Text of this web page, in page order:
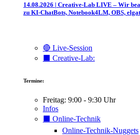
14.08.2026 | Creative-Lab LIVE – Wir
zu KI-ChatBots, Notebook4LM, OBS,
🔴 Live-Session
⬛️ Creative-Lab:
Termine:
Freitag: 9:00 - 9:30 Uhr
Infos
⬛️ Online-Technik
Online-Technik-Nuggets